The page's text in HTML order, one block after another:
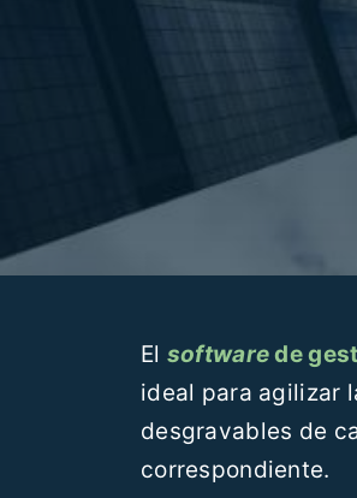
El softwarede
ideal para agilizar
desgravables de
correspondiente.